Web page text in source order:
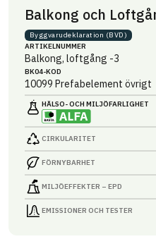
Balkong och
Byggvaru­deklaration (BVD)
ARTIKEL­NUMMER
Balkong, loftgång -3
BK04-KOD
10099 Prefabelement övrigt
HÄLSO- OCH MILJÖ­FARLIGHET
CIRKULARITET
FÖRNYBARHET
MILJÖEFFEKTER – EPD
EMISSIONER OCH TESTER